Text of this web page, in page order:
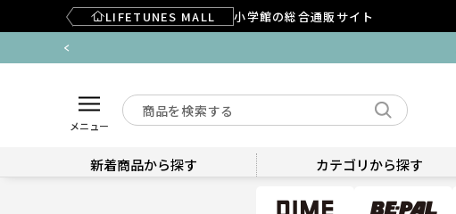
LIFETUNES MALL 小学館の総合通販サイト
メニュー
新着商品から探す カテゴリから探す